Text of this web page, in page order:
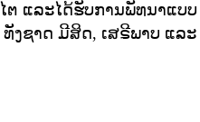
ຕ ແລະໄດ້ຮັບການພັທນາແບບ
ງຊາດ ມີສິດ, ເສຣີພາບ ແລະ